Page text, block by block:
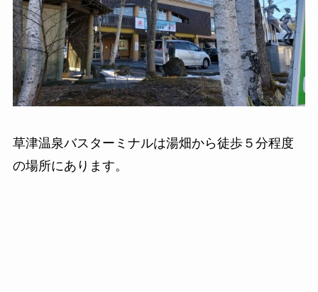
草津温泉バスターミナルは湯畑から徒歩５分程度
の場所にあります。